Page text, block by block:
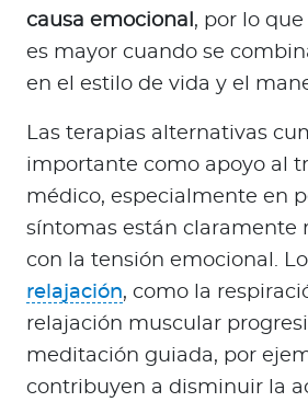
causa emocional , por lo
es mayor cuando se
en el estilo de vida y el
Las terapias alternativas
importante como apoyo al
médico, especialmente en
síntomas están claramente
con la tensión emocional.
relajación, como la
relajación muscular
meditación guiada, por
contribuyen a disminuir la